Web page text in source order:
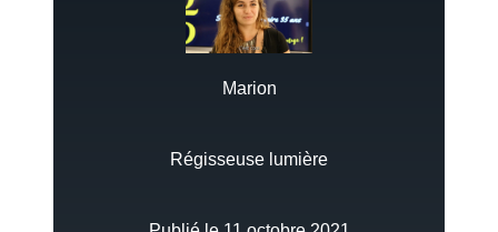
Marion
Régisseuse lumière